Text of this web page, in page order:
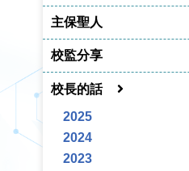
主保聖人
校監分享
校長的話
2025
2024
2023